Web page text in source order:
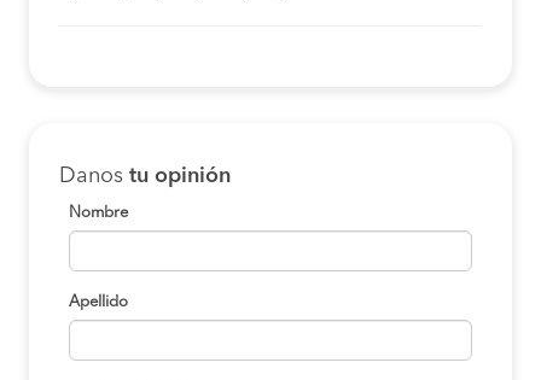
Danos tu opinión
Nombre
Apellido